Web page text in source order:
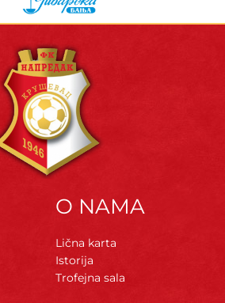
O NAMA
Lična karta
Istorija
Trofejna sala